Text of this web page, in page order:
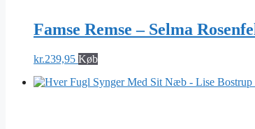
Famse Remse – Selma
kr.239,95 Køb